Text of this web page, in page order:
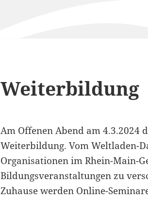
Weiterbildung
Am Offenen Abend am 4.3.2024
Weiterbildung. Vom Weltladen-
Organisationen im Rhein-Main-
Bildungsveranstaltungen zu
Zuhause werden Online-